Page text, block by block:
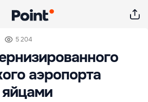
5 204
аэропорта